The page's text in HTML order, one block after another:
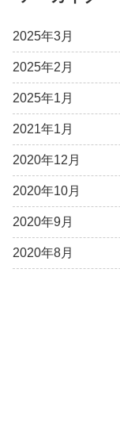
2025年3月
2025年2月
2025年1月
2021年1月
2020年12月
2020年10月
2020年9月
2020年8月